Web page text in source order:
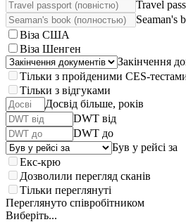
Travel
Seaman's
Віза США
Віза Шенген
Закінчення
Тільки з пройденими CES-
Тільки з відгуками
Досвід більше, років
DWT від
DWT до
Був у рейсі за
Екс-крю
Дозволили перегляд сканів
Тільки переглянуті
Переглянуто співробітником
Виберіть...